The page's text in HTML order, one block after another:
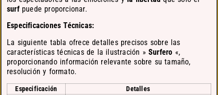
surfpuede proporcionar.
Especificaciones Técnicas:
La siguiente tabla ofrece detalles precisos sobre las
características técnicas de la ilustración » Surfero «,
proporcionando información relevante sobre su tamaño,
resolución y formato.
Especificación
Detalles